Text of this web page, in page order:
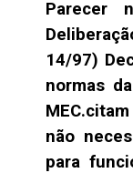
Parecer
14/97)
normas
MEC.
não
para